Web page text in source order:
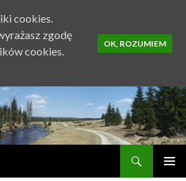
cookies.
zgodę
cookies.
OK, ROZUMIEM